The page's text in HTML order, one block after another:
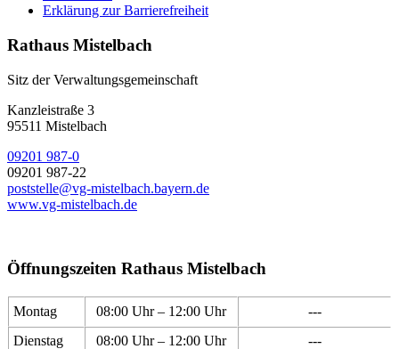
Erklärung zur Barrierefreiheit
Rathaus Mistelbach
Sitz der Verwaltungsgemeinschaft
Kanzleistraße 3
95511 Mistelbach
09201 987-0
09201 987-22
poststelle@vg-mistelbach.bayern.de
www.vg-mistelbach.de
Öffnungszeiten Rathaus Mistelbach
Montag 08:00 Uhr – 12:00 Uhr
---
Dienstag
08:00 Uhr – 12:00 Uhr
---